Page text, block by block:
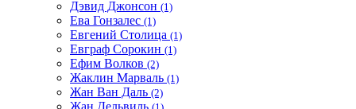
Дэвид Джонсон (1)
Ева Гонзалес (1)
Евгений Столица (1)
Евграф Сорокин (1)
Ефим Волков (2)
Жаклин Марваль (1)
Жан Ван Даль (2)
Жан Дельвиль